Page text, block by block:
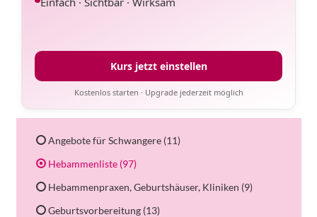
Kurs jetzt einstellen
Kostenlos starten · Upgrade jederzeit möglich
Angebote für Schwangere (11)
Hebammenliste (97)
Hebammenpraxen, Geburtshäuser, Kliniken (9)
Geburtsvorbereitung (13)